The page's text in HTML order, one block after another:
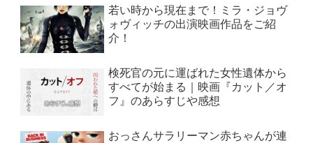
若い時から現在まで！ミラ・ジョヴ
ォヴィッチの出演映画作品をご紹
介！
検死官の元に運ばれた女性遺体から
すべてが始まる｜映画『カット／オ
フ』のあらすじや感想
おっさんサラリーマン赤ちゃんが連